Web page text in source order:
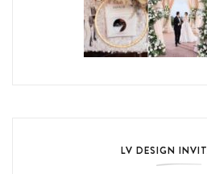
LV DESIGN